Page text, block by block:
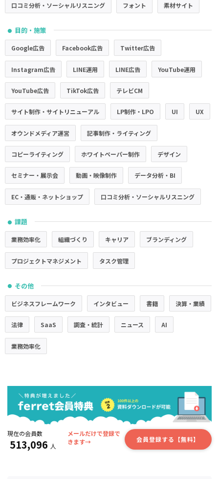
口コミ分析・ソーシャルリスニング フォント 素材サイト
● 目的・施策
Google広告 Facebook広告 Twitter広告
Instagram広告 LINE運用 LINE広告 YouTube運用
YouTube広告 TikTok広告 テレビCM
サイト制作・サイトリニューアル LP制作・LPO UI UX
オウンドメディア運営 記事制作・ライティング
コピーライティング ホワイトペーパー制作 デザイン
セミナー・展示会 動画・映像制作 データ分析・BI
EC・通販・ネットショップ 口コミ分析・ソーシャルリスニング
● 課題
業務効率化 組織づくり キャリア ブランディング
プロジェクトマネジメント タスク管理
● その他
ビジネスフレームワーク インタビュー 書籍 決算・業績
法律 SaaS 調査・統計 ニュース AI
業務効率化
現在の会員数
513,096 人
メールだけで登録で
きます→
会員登録する【無料】